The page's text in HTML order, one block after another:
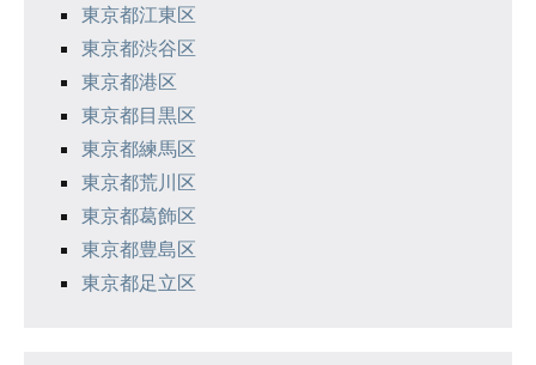
東京都江東区
東京都渋谷区
東京都港区
東京都目黒区
東京都練馬区
東京都荒川区
東京都葛飾区
東京都豊島区
東京都足立区